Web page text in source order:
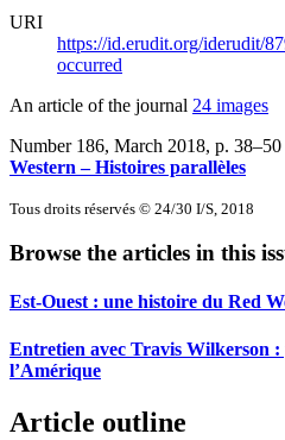
URI
https://id.erudit.org/iderudit/
occurred
An article of the journal 24 images
Number 186, March 2018, p. 38–50
Western – Histoires parallèles
Tous droits réservés © 24/30 I/S, 2018
Browse the articles in this
Est-Ouest : une histoire du Red
Entretien avec Travis Wilkerson
l’Amérique
Article outline